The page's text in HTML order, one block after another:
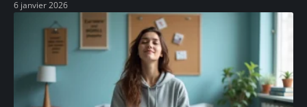
6 janvier 2026